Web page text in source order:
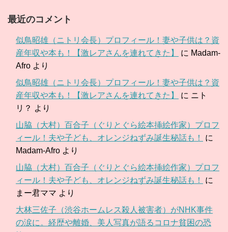
最近のコメント
似鳥昭雄（ニトリ会長）プロフィール！妻や子供は？資
産年収や本も！【激レアさんを連れてきた】
に Madam-
Afro より
似鳥昭雄（ニトリ会長）プロフィール！妻や子供は？資
産年収や本も！【激レアさんを連れてきた】
に ニト
リ？ より
山脇（大村）百合子（ぐりとぐら絵本挿絵作家）プロフ
ィール！夫や子ども、オレンジねずみ誕生秘話も！
に
Madam-Afro より
山脇（大村）百合子（ぐりとぐら絵本挿絵作家）プロフ
ィール！夫や子ども、オレンジねずみ誕生秘話も！
に
まー君ママ より
大林三佐子（渋谷ホームレス殺人被害者）がNHK事件
の涙に。経歴や離婚、美人写真が語るコロナ貧困の恐